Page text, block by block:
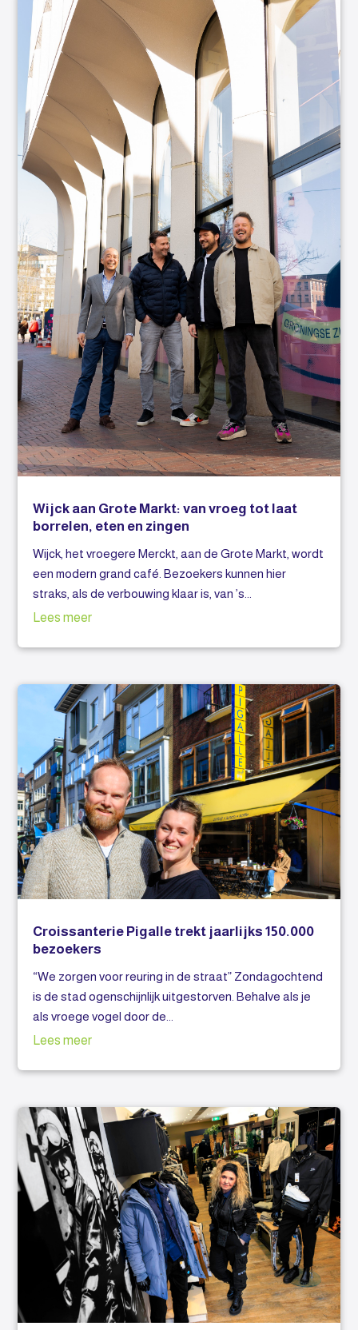
Wijck aan Grote Markt: van vroeg tot laat
borrelen, eten en zingen
Wijck, het vroegere Merckt, aan de Grote Markt, wordt
een modern grand café. Bezoekers kunnen hier
straks, als de verbouwing klaar is, van ’s...
Lees meer
Croissanterie Pigalle trekt jaarlijks 150.000
bezoekers
“We zorgen voor reuring in de straat” Zondagochtend
is de stad ogenschijnlijk uitgestorven. Behalve als je
als vroege vogel door de...
Lees meer